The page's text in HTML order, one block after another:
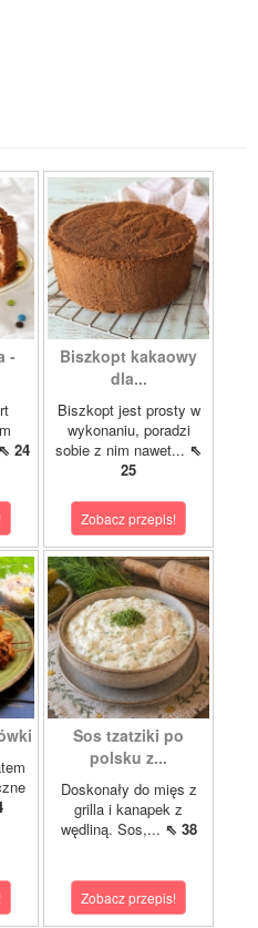
-
⇖ 24
Biszkopt kakaowy
dla...
Biszkopt jest prosty w
wykonaniu, poradzi
sobie z nim nawet... ⇖
25
Zobacz przepis!
Sos tzatziki po
polsku z...
Doskonały do mięs z
grilla i kanapek z
wędliną. Sos,... ⇖ 38
Zobacz przepis!